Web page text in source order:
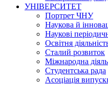
УНІВЕРСИТЕТ
Портрет ЧНУ
Наукова й
Наукові
Освітня
Сталий розвиток
Міжнародна
Студентська рада
Асоціація